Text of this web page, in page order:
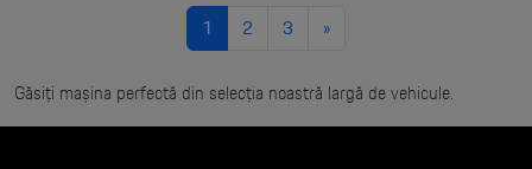
1 2 3 »
Găsiți mașina perfectă din selecția noastră largă de vehicule.